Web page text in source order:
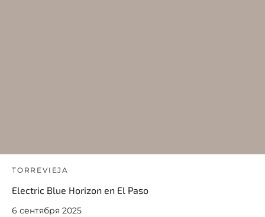
TORREVIEJA
Electric Blue Horizon en El Paso
6 сентября 2025